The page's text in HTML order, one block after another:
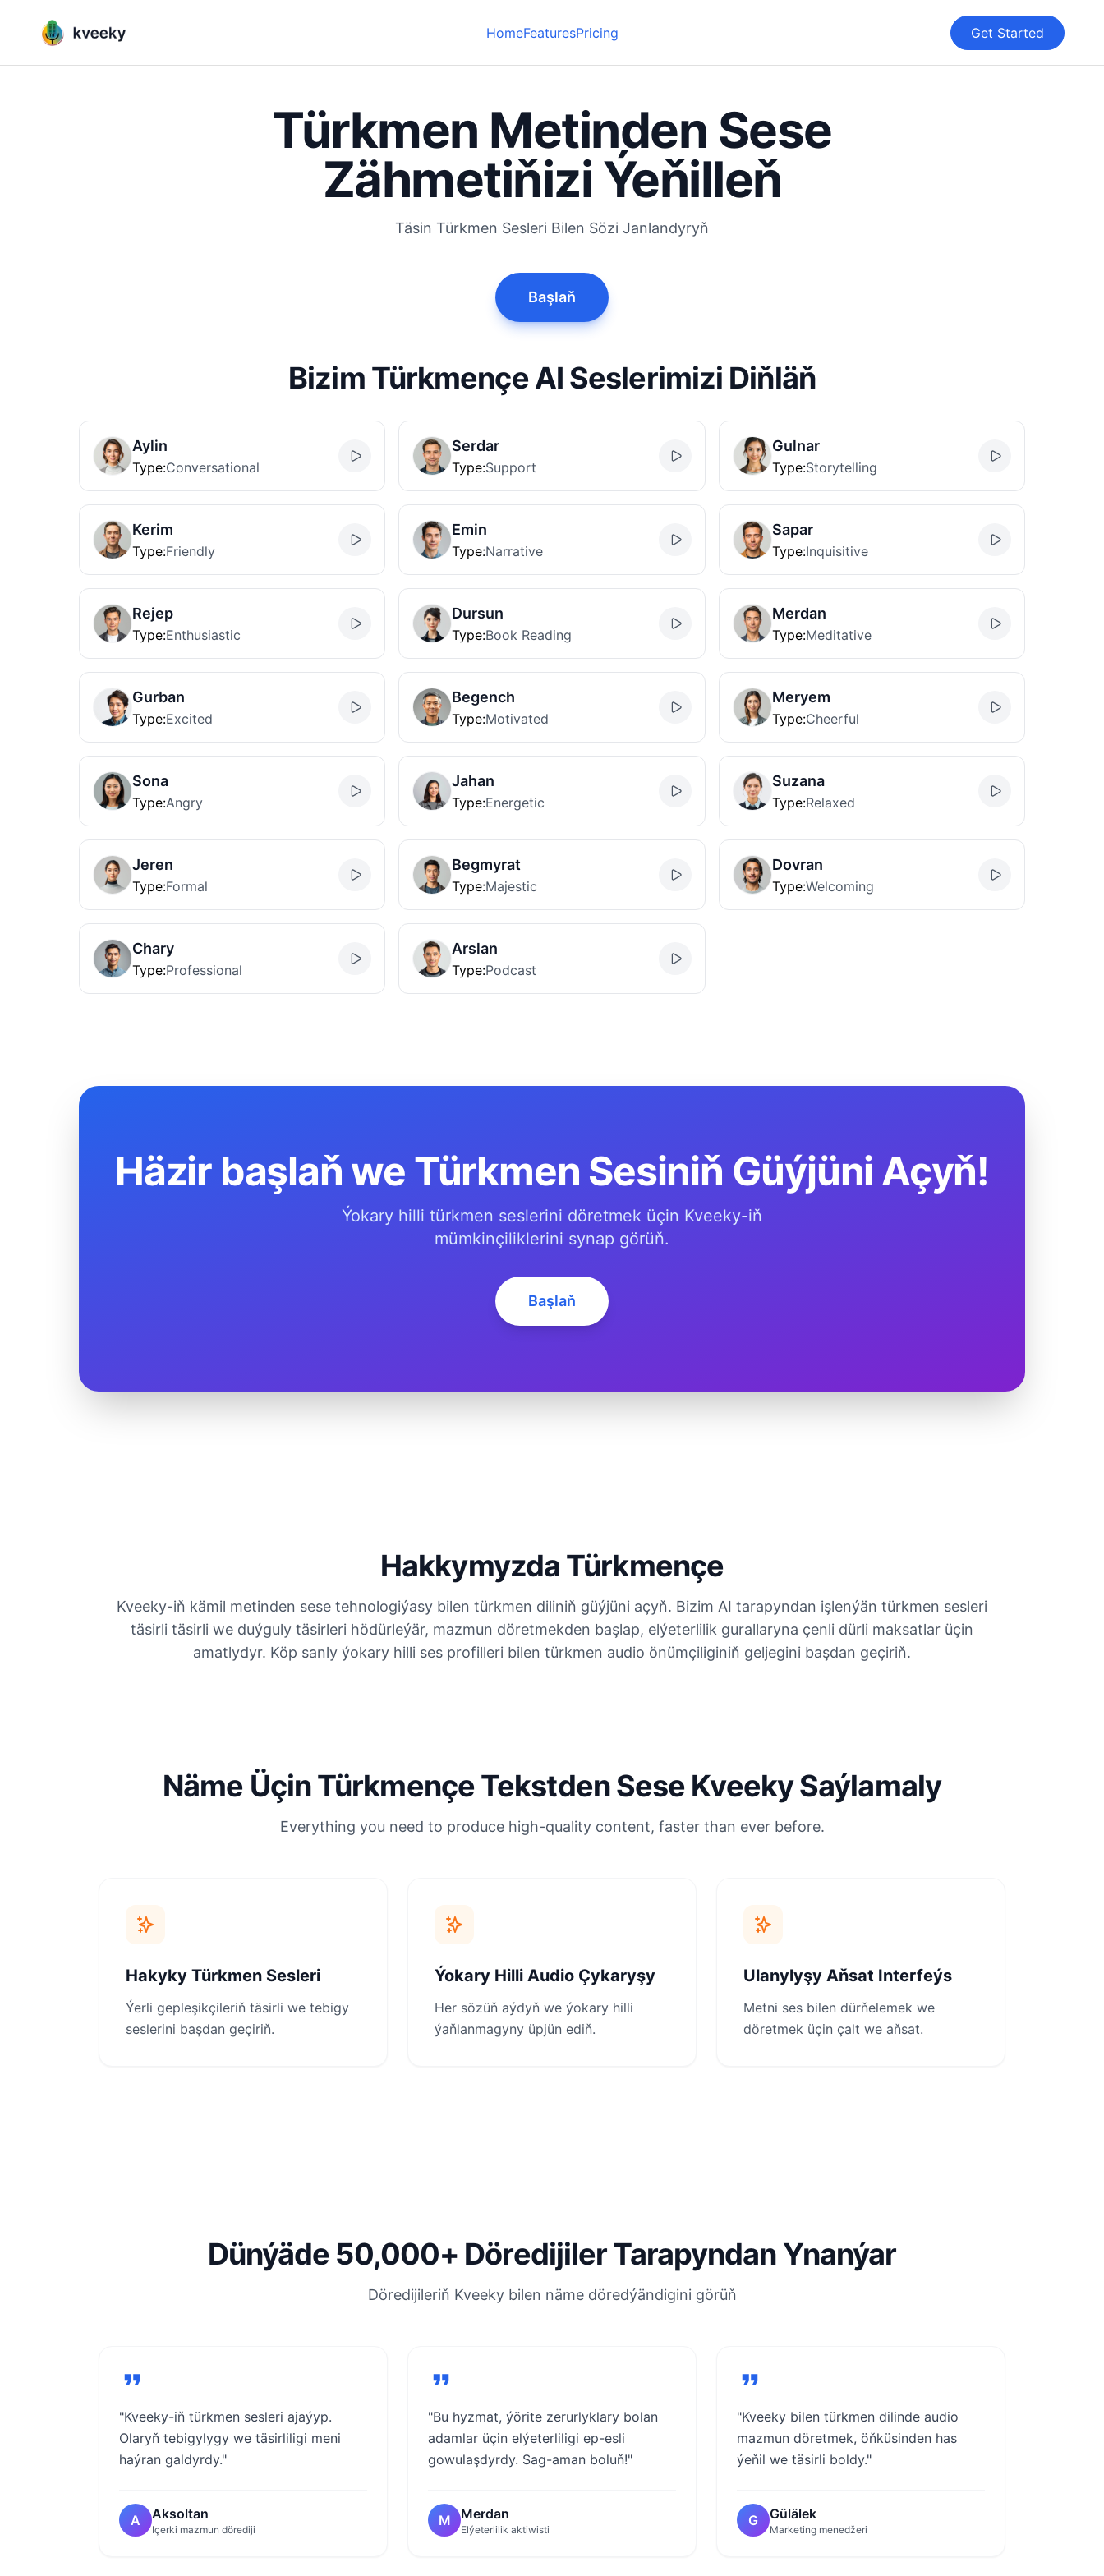
HomeFeaturesPricing Get Started
Türkmen Metinden Sese
Zähmetiňizi Ýeňilleň
Täsin Türkmen Sesleri Bilеn Sözi Janlandyryň
Başlaň
Bizim Türkmençe AI Seslerimizi Diňläň
Aylin
Type:Conversational
Serdar
Type:Support
Gulnar
Type:Storytelling
Kerim
Type:Friendly
Emin
Type:Narrative
Sapar
Type:Inquisitive
Rejep
Type:Enthusiastic
Dursun
Type:Book Reading
Merdan
Type:Meditative
Gurban
Type:Excited
Begench
Type:Motivated
Meryem
Type:Cheerful
Sona
Type:Angry
Jahan
Type:Energetic
Suzana
Type:Relaxed
Jeren
Type:Formal
Begmyrat
Type:Majestic
Dovran
Type:Welcoming
Chary
Type:Professional
Arslan
Type:Podcast
Häzir başlaň we Türkmen Sesiniň Güýjüni Açyň!
Ýokary hilli türkmen seslerini döretmek üçin Kveeky-iň
mümkinçiliklerini synap görüň.
Başlaň
Hakkymyzda Türkmençe
Kveeky-iň kämil metinden sese tehnologiýasy bilen türkmen diliniň güýjüni açyň. Bizim AI tarapyndan işlenýän türkmen sesleri
täsirli täsirli we duýguly täsirleri hödürleýär, mazmun döretmekden başlap, elýeterlilik gurallaryna çenli dürli maksatlar üçin
amatlydyr. Köp sanly ýokary hilli ses profilleri bilen türkmen audio önümçiliginiň geljegini başdan geçiriň.
Näme Üçin Türkmençe Tekstden Sese Kveeky Saýlamaly
Everything you need to produce high-quality content, faster than ever before.
Hakyky Türkmen Sesleri
Ýerli gepleşikçileriň täsirli we tebigy
seslerini başdan geçiriň.
Ýokary Hilli Audio Çykaryşy
Her sözüň aýdyň we ýokary hilli
ýaňlanmagyny üpjün ediň.
Ulanylyşy Aňsat Interfeýs
Metni ses bilen dürňelemek we
döretmek üçin çalt we aňsat.
Dünýäde 50,000+ Döredijiler Tarapyndan Ynanýar
Döredijileriň Kveeky bilen näme döredýändigini görüň
"Kveeky-iň türkmen sesleri ajaýyp.
Olaryň tebigylygy we täsirliligi meni
haýran galdyrdy."
A Aksoltan
Içerki mazmun dörediji
"Bu hyzmat, ýörite zerurlyklary bolan
adamlar üçin elýeterliligi ep-esli
gowulaşdyrdy. Sag-aman boluň!"
M Merdan
Elýeterlilik aktiwisti
"Kveeky bilen türkmen dilinde audio
mazmun döretmek, öňküsinden has
ýeňil we täsirli boldy."
G Gülälek
Marketing menedžeri